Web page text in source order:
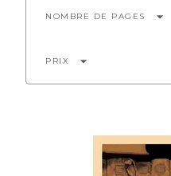
NOMBRE DE PAGES arrow_drop_down
PRIX arrow_drop_down